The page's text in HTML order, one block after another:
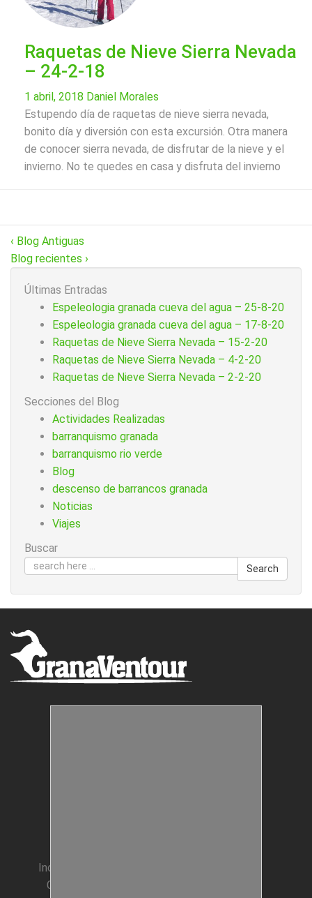
Raquetas de Nieve Sierra Nevada
– 24-2-18
1 abril, 2018 Daniel Morales
Estupendo día de raquetas de nieve sierra nevada,
bonito día y diversión con esta excursión. Otra manera
de conocer sierra nevada, de disfrutar de la nieve y el
invierno. No te quedes en casa y disfruta del invierno
‹ Blog Antiguas
Blog recientes ›
Últimas Entradas
Espeleologia granada cueva del agua – 25-8-20
Espeleologia granada cueva del agua – 17-8-20
Raquetas de Nieve Sierra Nevada – 15-2-20
Raquetas de Nieve Sierra Nevada – 4-2-20
Raquetas de Nieve Sierra Nevada – 2-2-20
Secciones del Blog
Actividades Realizadas
barranquismo granada
barranquismo rio verde
Blog
descenso de barrancos granada
Noticias
Viajes
Buscar
Search
Incentivos para Empresas
Condiciones generales